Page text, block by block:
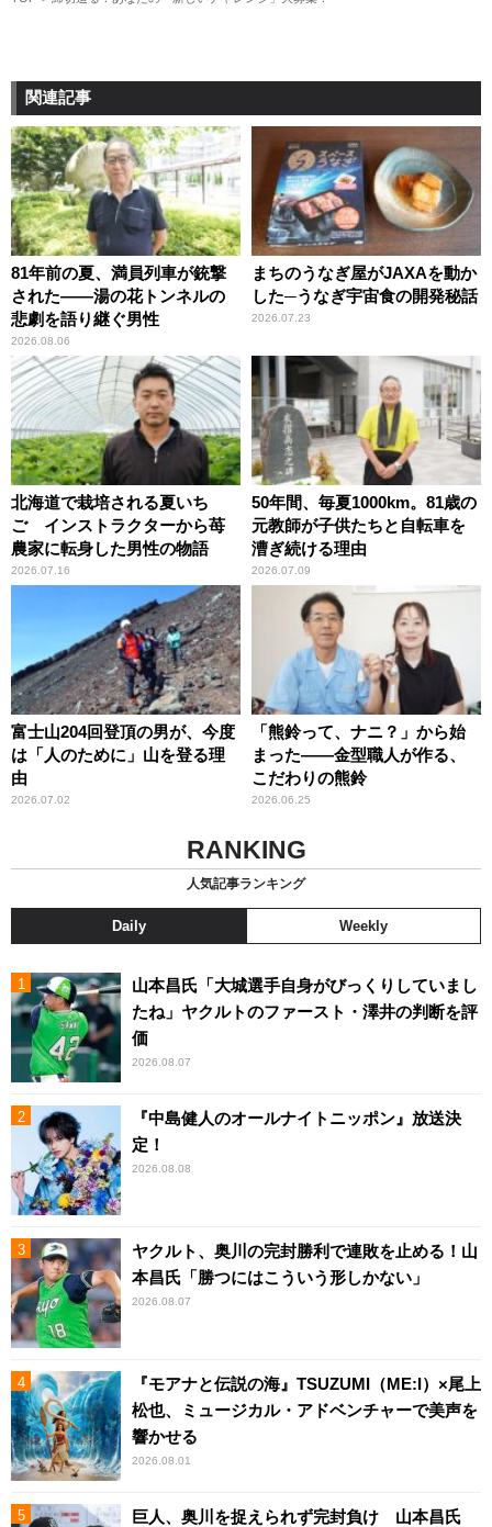
関連記事
81年前の夏、満員列車が銃撃
された――湯の花トンネルの
悲劇を語り継ぐ男性
2026.08.06
まちのうなぎ屋がJAXAを動か
した─うなぎ宇宙食の開発秘話
2026.07.23
北海道で栽培される夏いち
ご インストラクターから苺
農家に転身した男性の物語
2026.07.16
50年間、毎夏1000km。81歳の
元教師が子供たちと自転車を
漕ぎ続ける理由
2026.07.09
富士山204回登頂の男が、今度
は「人のために」山を登る理
由
2026.07.02
「熊鈴って、ナニ？」から始
まった――金型職人が作る、
こだわりの熊鈴
2026.06.25
RANKING
人気記事ランキング
Daily Weekly
山本昌氏「大城選手自身がびっくりしていまし
たね」ヤクルトのファースト・澤井の判断を評
価
2026.08.07
『中島健人のオールナイトニッポン』放送決
定！
2026.08.08
ヤクルト、奥川の完封勝利で連敗を止める！山
本昌氏「勝つにはこういう形しかない」
2026.08.07
『モアナと伝説の海』TSUZUMI（ME:I）×尾上
松也、ミュージカル・アドベンチャーで美声を
響かせる
2026.08.01
巨人、奥川を捉えられず完封負け 山本昌氏